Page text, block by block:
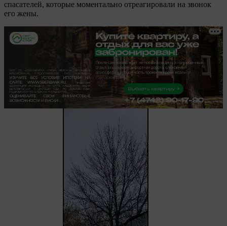
спасателей, которые моментально отреагировали на звонок
его жены.